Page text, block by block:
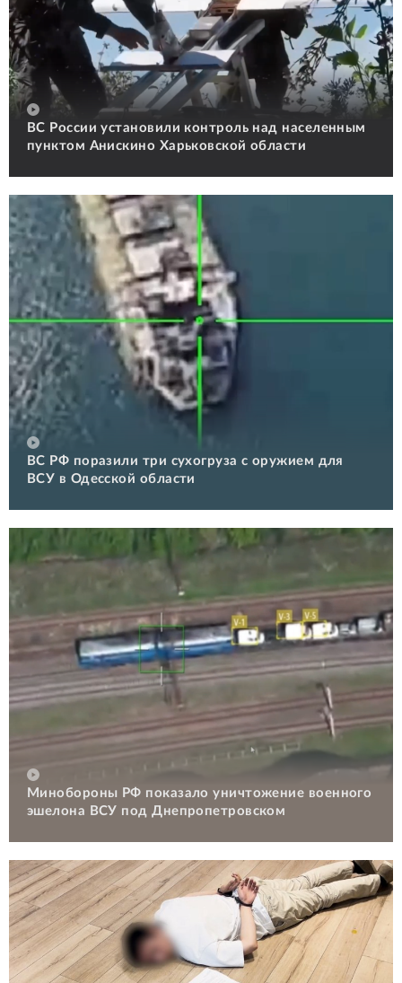
ВС России установили контроль над населенным
пунктом Анискино Харьковской области
ВС РФ поразили три сухогруза с оружием для
ВСУ в Одесской области
Минобороны РФ показало уничтожение военного
эшелона ВСУ под Днепропетровском